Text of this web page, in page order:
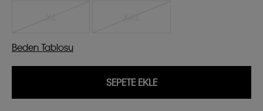
Beden Tablosu
SEPETE EKLE